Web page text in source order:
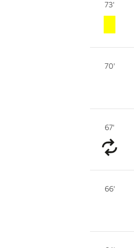
73'
70'
67'
66'